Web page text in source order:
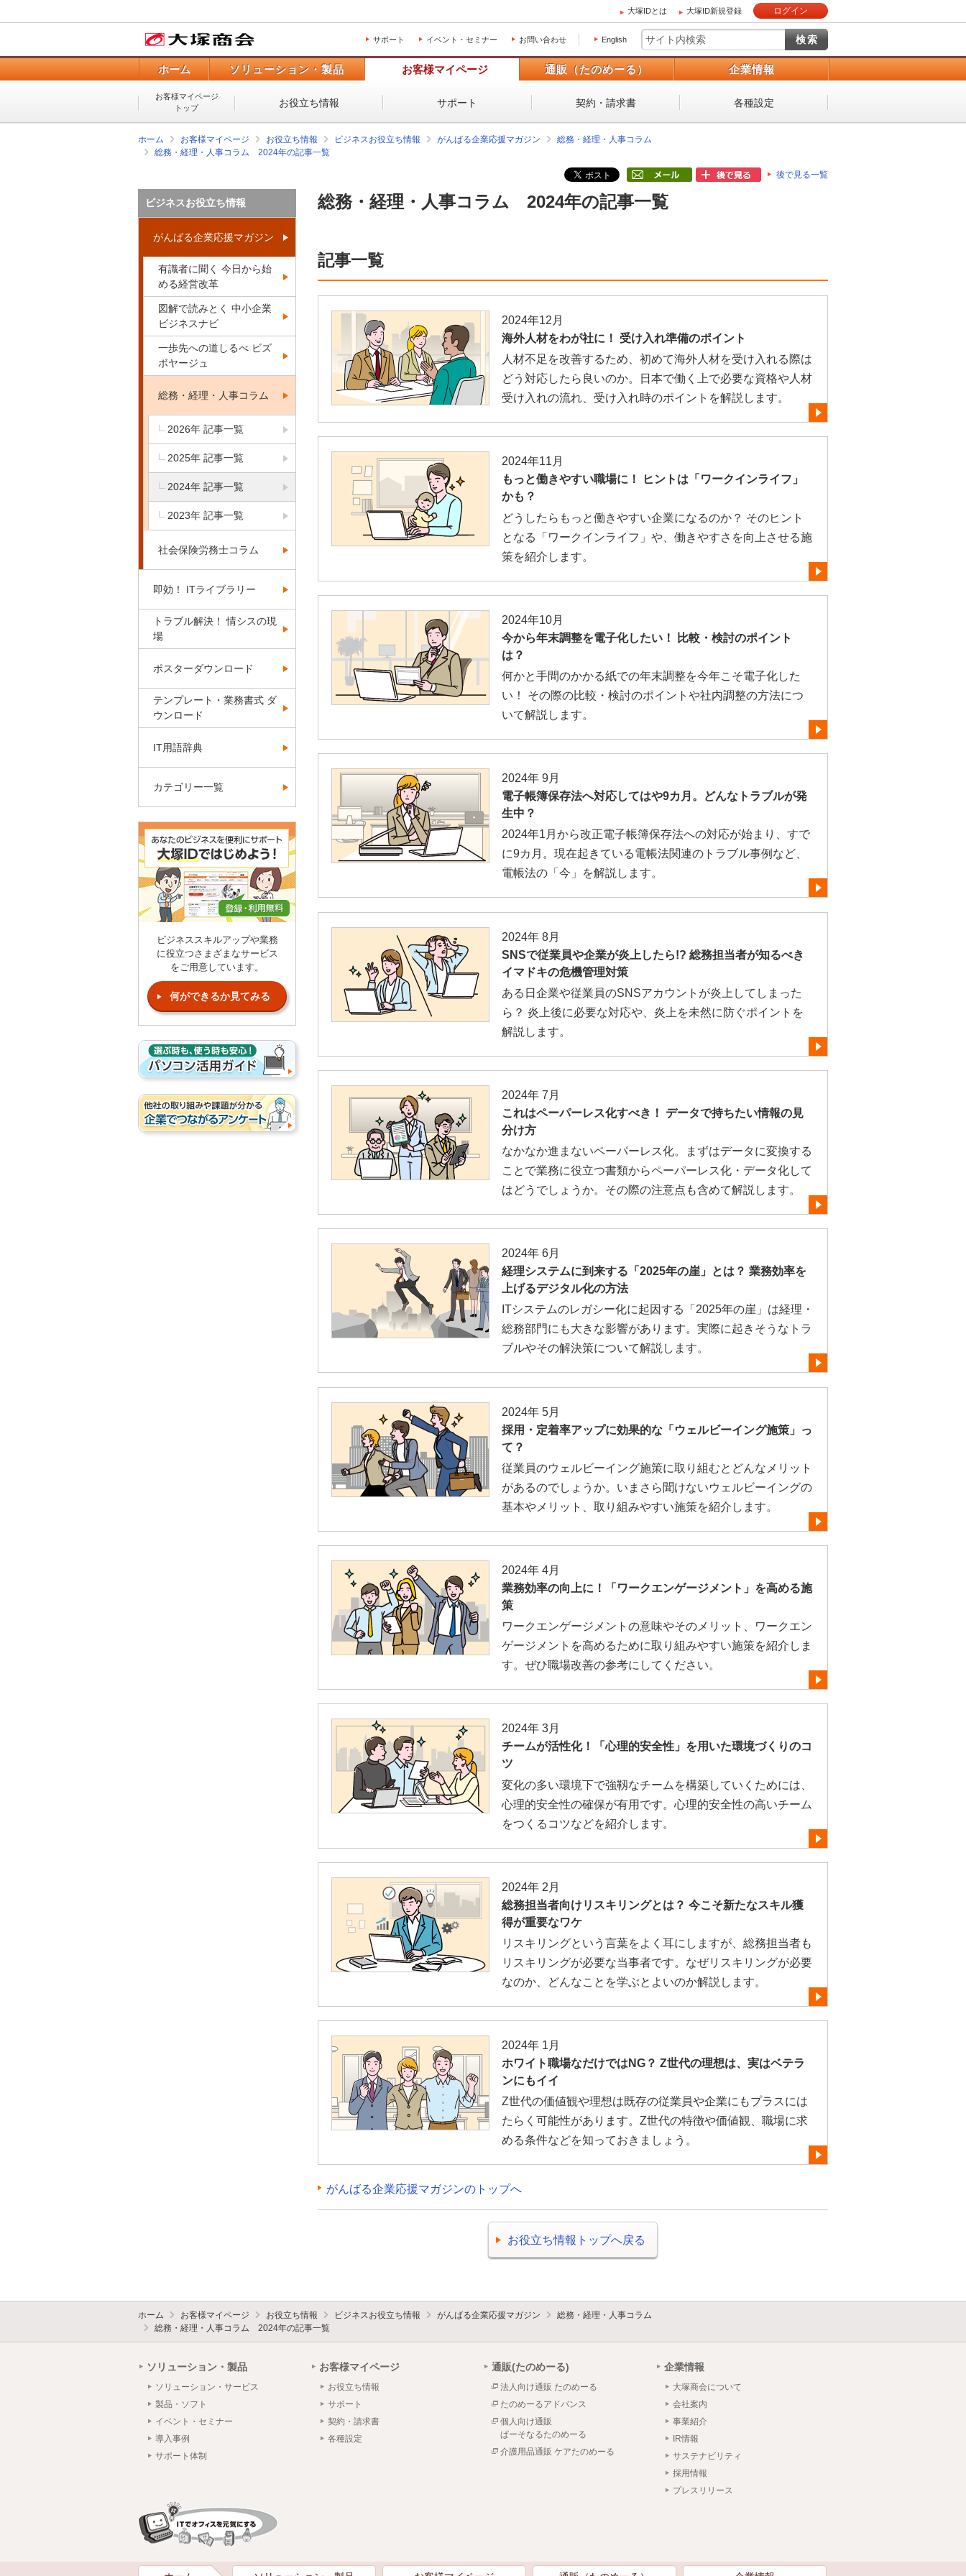
大塚IDとは 大塚ID新規登録 ログイン
サポート イベント・セミナー お問い合わせ English
ホーム ソリューション・製品 お客様マイページ 通販（たのめーる） 企業情報
お客様マイページ
トップ
お役立ち情報 サポート 契約・請求書 各種設定
ホーム お客様マイページ お役立ち情報 ビジネスお役立ち情報 がんばる企業応援マガジン
総務・経理・人事コラム
総務・経理・人事コラム 2024年の記事一覧
後で見る一覧
総務・経理・人事コラム 2024年の記事一覧
記事一覧
2024年12月
海外人材をわが社に！ 受け入れ準備のポイント
人材不足を改善するため、初めて海外人材を受け入れる際は
どう対応したら良いのか。日本で働く上で必要な資格や人材
受け入れの流れ、受け入れ時のポイントを解説します。
2024年11月
もっと働きやすい職場に！ ヒントは「ワークインライフ」
かも？
どうしたらもっと働きやすい企業になるのか？ そのヒント
となる「ワークインライフ」や、働きやすさを向上させる施
策を紹介します。
2024年10月
今から年末調整を電子化したい！ 比較・検討のポイント
は？
何かと手間のかかる紙での年末調整を今年こそ電子化した
い！ その際の比較・検討のポイントや社内調整の方法につ
いて解説します。
2024年 9月
電子帳簿保存法へ対応してはや9カ月。どんなトラブルが発
生中？
2024年1月から改正電子帳簿保存法への対応が始まり、すで
に9カ月。現在起きている電帳法関連のトラブル事例など、
電帳法の「今」を解説します。
2024年 8月
SNSで従業員や企業が炎上したら!? 総務担当者が知るべき
イマドキの危機管理対策
ある日企業や従業員のSNSアカウントが炎上してしまった
ら？ 炎上後に必要な対応や、炎上を未然に防ぐポイントを
解説します。
2024年 7月
これはペーパーレス化すべき！ データで持ちたい情報の見
分け方
なかなか進まないペーパーレス化。まずはデータに変換する
ことで業務に役立つ書類からペーパーレス化・データ化して
はどうでしょうか。その際の注意点も含めて解説します。
2024年 6月
経理システムに到来する「2025年の崖」とは？ 業務効率を
上げるデジタル化の方法
ITシステムのレガシー化に起因する「2025年の崖」は経理・
総務部門にも大きな影響があります。実際に起きそうなトラ
ブルやその解決策について解説します。
2024年 5月
採用・定着率アップに効果的な「ウェルビーイング施策」っ
て？
従業員のウェルビーイング施策に取り組むとどんなメリット
があるのでしょうか。いまさら聞けないウェルビーイングの
基本やメリット、取り組みやすい施策を紹介します。
2024年 4月
業務効率の向上に！「ワークエンゲージメント」を高める施
策
ワークエンゲージメントの意味やそのメリット、ワークエン
ゲージメントを高めるために取り組みやすい施策を紹介しま
す。ぜひ職場改善の参考にしてください。
2024年 3月
チームが活性化！「心理的安全性」を用いた環境づくりのコ
ツ
変化の多い環境下で強靱なチームを構築していくためには、
心理的安全性の確保が有用です。心理的安全性の高いチーム
をつくるコツなどを紹介します。
2024年 2月
総務担当者向けリスキリングとは？ 今こそ新たなスキル獲
得が重要なワケ
リスキリングという言葉をよく耳にしますが、総務担当者も
リスキリングが必要な当事者です。なぜリスキリングが必要
なのか、どんなことを学ぶとよいのか解説します。
2024年 1月
ホワイト職場なだけではNG？ Z世代の理想は、実はベテラ
ンにもイイ
Z世代の価値観や理想は既存の従業員や企業にもプラスには
たらく可能性があります。Z世代の特徴や価値観、職場に求
める条件などを知っておきましょう。
がんばる企業応援マガジンのトップへ
お役立ち情報トップへ戻る
ビジネスお役立ち情報
がんばる企業応援マガジン
有識者に聞く 今日から始
める経営改革
図解で読みとく 中小企業
ビジネスナビ
一歩先への道しるべ ビズ
ボヤージュ
総務・経理・人事コラム
2026年 記事一覧
2025年 記事一覧
2024年 記事一覧
2023年 記事一覧
社会保険労務士コラム
即効！ ITライブラリー
トラブル解決！ 情シスの現
場
ポスターダウンロード
テンプレート・業務書式 ダ
ウンロード
IT用語辞典
カテゴリー一覧
ビジネススキルアップや業務
に役立つさまざまなサービス
をご用意しています。
何ができるか見てみる
ホーム お客様マイページ お役立ち情報 ビジネスお役立ち情報 がんばる企業応援マガジン
総務・経理・人事コラム
総務・経理・人事コラム 2024年の記事一覧
ソリューション・製品
ソリューション・サービス
製品・ソフト
イベント・セミナー
導入事例
サポート体制
お客様マイページ
お役立ち情報
サポート
契約・請求書
各種設定
通販(たのめーる)
法人向け通販 たのめーる
たのめーるアドバンス
個人向け通販
ぱーそなるたのめーる
介護用品通販 ケアたのめーる
企業情報
大塚商会について
会社案内
事業紹介
IR情報
サステナビリティ
採用情報
プレスリリース